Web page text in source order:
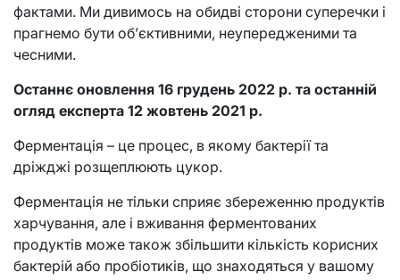
фактами. Ми дивимось на обидві сторони суперечки і
прагнемо бути об’єктивними, неупередженими та
чесними.
Останнє оновлення 16 грудень 2022 р. та останній
огляд експерта 12 жовтень 2021 р.
Ферментація – це процес, в якому бактерії та
дріжджі розщеплюють цукор.
Ферментація не тільки сприяє збереженню продуктів
харчування, але і вживання ферментованих
продуктів може також збільшити кількість корисних
бактерій або пробіотиків, що знаходяться у вашому